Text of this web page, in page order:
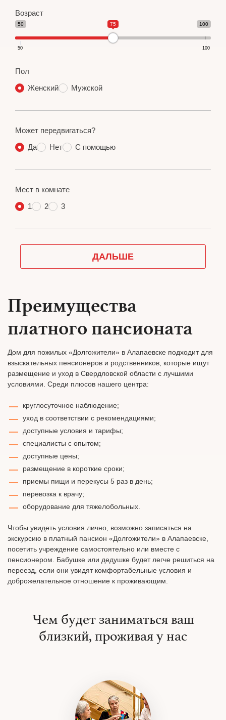
Преимущества
платного пансионата
Дом для пожилых «Долгожители» в Алапаевске подходит для
взыскательных пенсионеров и родственников, которые ищут
размещение и уход в Свердловской области с лучшими
условиями. Среди плюсов нашего центра:
круглосуточное наблюдение;
уход в соответствии с рекомендациями;
доступные условия и тарифы;
специалисты с опытом;
доступные цены;
размещение в короткие сроки;
приемы пищи и перекусы 5 раз в день;
перевозка к врачу;
оборудование для тяжелобольных.
Чтобы увидеть условия лично, возможно записаться на
экскурсию в платный пансион «Долгожители» в Алапаевске,
посетить учреждение самостоятельно или вместе с
пенсионером. Бабушке или дедушке будет легче решиться на
переезд, если они увидят комфортабельные условия и
доброжелательное отношение к проживающим.
Чем будет заниматься ваш
близкий, проживая у нас